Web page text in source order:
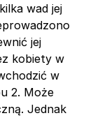
wad jej
jej
kobiety w
w
2. Może
Jednak